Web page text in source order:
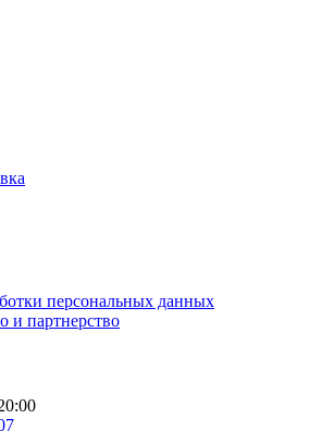
персональных данных
и партнерство